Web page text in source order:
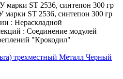
марки ST 2536, синтепон 300 гр
ST 2536, синтепон 300 гр
: Нераскладной
: Соединение модулей
"Крокодил"
трехместный Металл Черный